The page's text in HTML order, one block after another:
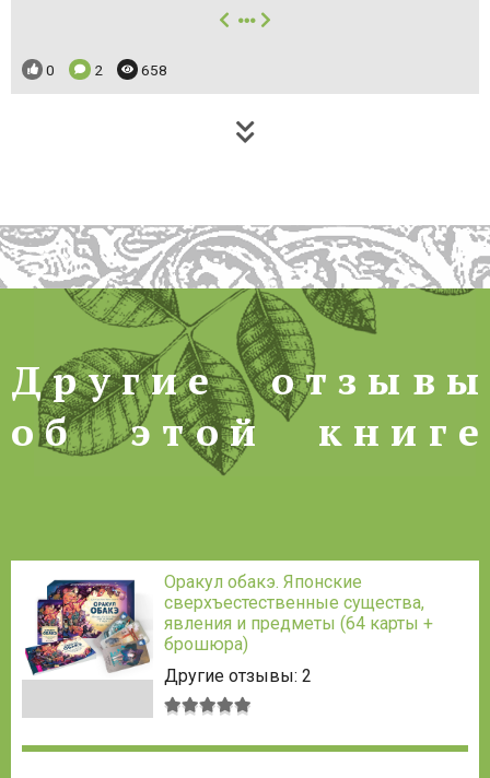
далее
Понравилось:
0 Комментариев:
2 Просмотров:
658
Другие отзывы об этой
Д р у г и е о т з ы в ы
о б э т о й к н и г е
Оракул обакэ. Японские
сверхъестественные существа,
явления и предметы (64 карты +
брошюра)
Другие отзывы: 2
5